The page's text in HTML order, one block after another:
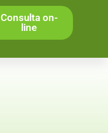
Consulta on-
line